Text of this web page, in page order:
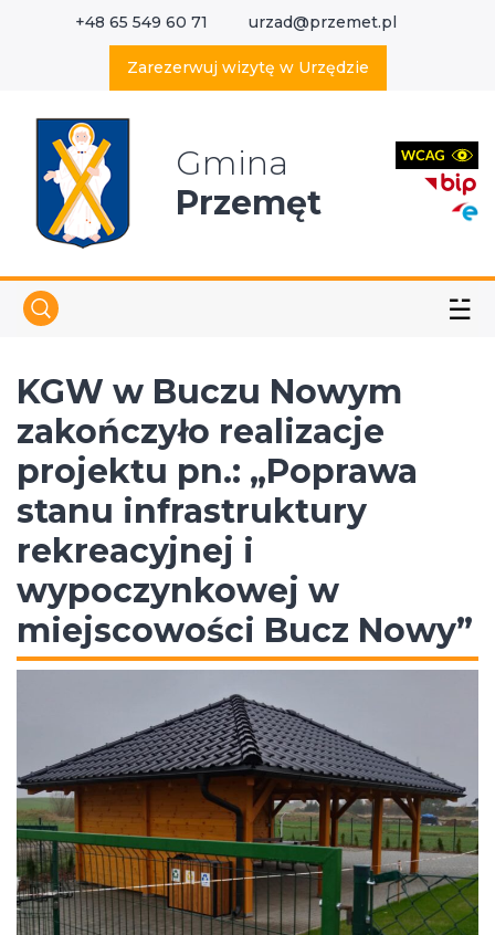
+48 65 549 60 71 urzad@przemet.pl
Zarezerwuj wizytę w Urzędzie
Gmina
Przemęt
☱
KGW w Buczu Nowym
zakończyło realizacje
projektu pn.: „Poprawa
stanu infrastruktury
rekreacyjnej i
wypoczynkowej w
miejscowości Bucz Nowy”
Wyszukaj w serwisie